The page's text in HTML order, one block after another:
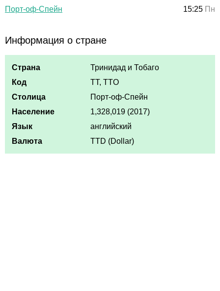
Порт-оф-Спейн 15:25 Пн
Информация о стране
Страна
Тринидад и Тобаго
Код
TT, TTO
Столица
Порт-оф-Спейн
Население
1,328,019 (2017)
Язык
английский
Валюта
TTD (Dollar)